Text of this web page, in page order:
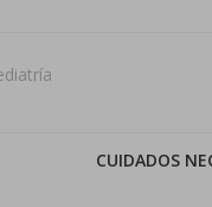
CUIDADOS